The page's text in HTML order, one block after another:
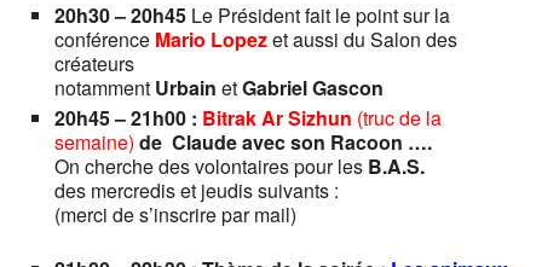
20h30 – 20h45 Le Président fait le point sur la
conférence Mario Lopezet aussi du Salon des
créateurs
notamment Urbain etGabrielGascon
20h45 – 21h00 : Bitrak Ar Sizhun (truc de la
semaine) de Claude avec son Racoon ….
On cherche des volontaires pour les B.A.S.
des mercredis et jeudis suivants :
(merci de s’inscrire par mail)